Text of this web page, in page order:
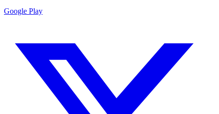
Google Play